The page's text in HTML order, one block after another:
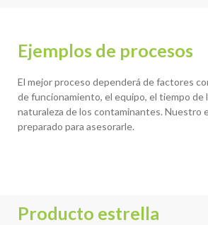
Ejemplos de procesos
El mejor proceso dependerá de factores
de funcionamiento, el equipo, el tiempo de
naturaleza de los contaminantes. Nuestro
preparado para asesorarle.
Producto estrella